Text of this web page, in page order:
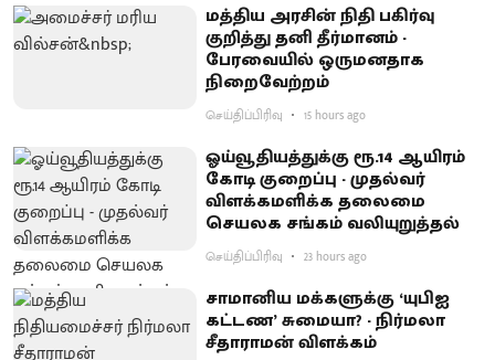
மத்திய அரசின் நிதி பகிர்வு
குறித்து தனி தீர்மானம் -
பேரவையில் ஒருமனதாக
நிறைவேற்றம்
செய்திப்பிரிவு 15 hours ago
ஓய்வூதியத்துக்கு ரூ.14 ஆயிரம்
கோடி குறைப்பு - முதல்வர்
விளக்கமளிக்க தலைமை
செயலக சங்கம் வலியுறுத்தல்
செய்திப்பிரிவு 23 hours ago
சாமானிய மக்களுக்கு ‘யுபிஐ
கட்டண’ சுமையா? - நிர்மலா
சீதாராமன் விளக்கம்